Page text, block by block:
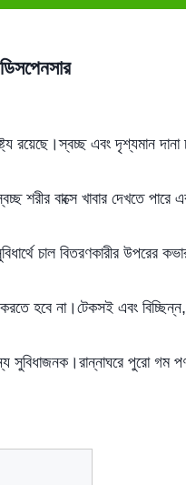
রয়েছে।স্বচ্ছ এবং দৃশ্যমান দানা
শরীর বাক্সে খাবার দেখতে পারে
চাল বিতরণকারীর উপরের
হবে না।টেকসই এবং
সুবিধাজনক।রান্নাঘরে পুরো গম